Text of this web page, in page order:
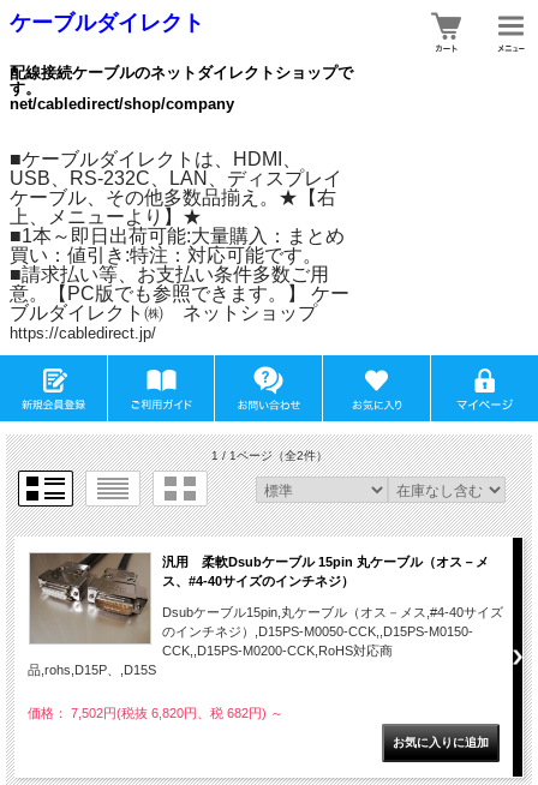
ケーブルダイレクト
配線接続ケーブルのネットダイレクトショップで
す。
net/cabledirect/shop/company
■ケーブルダイレクトは、HDMI、
USB、RS-232C、LAN、ディスプレイ
ケーブル、その他多数品揃え。★【右
上、メニューより】★
■1本～即日出荷可能:大量購入：まとめ
買い：値引き:特注：対応可能です。
■請求払い等、お支払い条件多数ご用
意。【PC版でも参照できます。】 ケー
ブルダイレクト㈱ ネットショップ
https://cabledirect.jp/
1 / 1ページ（全2件）
汎用 柔軟Dsubケーブル 15pin 丸ケーブル（オス－メ
ス、#4-40サイズのインチネジ）
Dsubケーブル15pin,丸ケーブル（オス－メス,#4-40サイズ
のインチネジ）,D15PS-M0050-CCK,,D15PS-M0150-
CCK,,D15PS-M0200-CCK,RoHS対応商
品,rohs,D15P、,D15S
価格： 7,502円(税抜 6,820円、税 682円) ～